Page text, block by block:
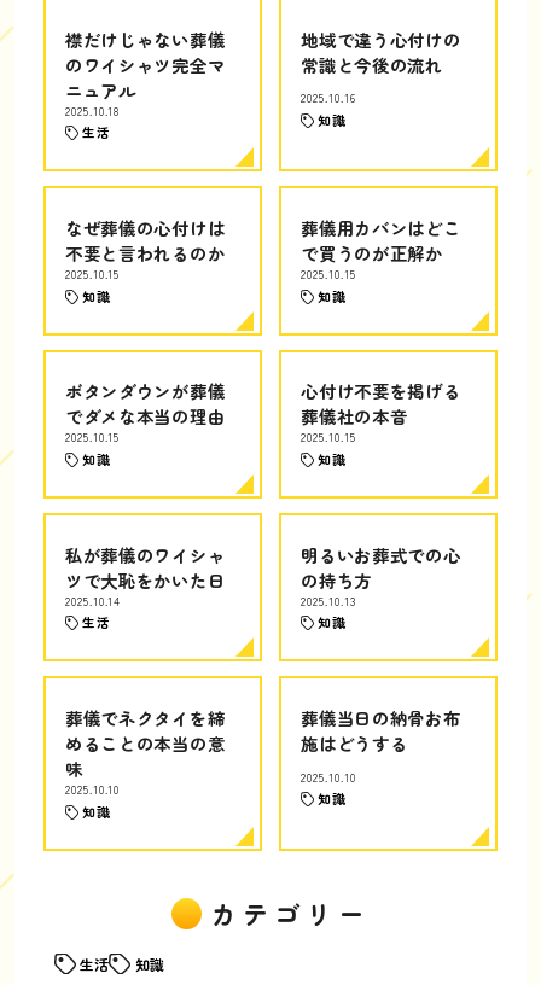
襟だけじゃない葬儀
のワイシャツ完全マ
ニュアル
2025.10.18
生活
地域で違う心付けの
常識と今後の流れ
2025.10.16
知識
なぜ葬儀の心付けは
不要と言われるのか
2025.10.15
知識
葬儀用カバンはどこ
で買うのが正解か
2025.10.15
知識
ボタンダウンが葬儀
でダメな本当の理由
2025.10.15
知識
心付け不要を掲げる
葬儀社の本音
2025.10.15
知識
私が葬儀のワイシャ
ツで大恥をかいた日
2025.10.14
生活
明るいお葬式での心
の持ち方
2025.10.13
知識
葬儀でネクタイを締
めることの本当の意
味
2025.10.10
知識
葬儀当日の納骨お布
施はどうする
2025.10.10
知識
カテゴリー
生活 知識